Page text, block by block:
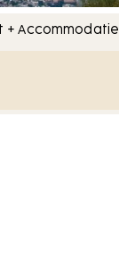
+ Accommodatie